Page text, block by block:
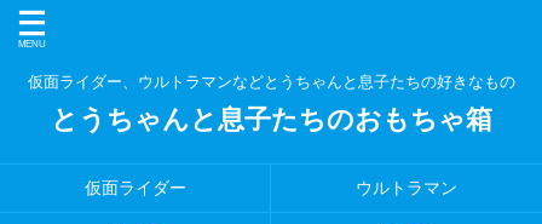
仮面ライダー、ウルトラマンなどとうちゃんと息子たちの好きなもの
とうちゃんと息子たちのおもちゃ箱
仮面ライダー ウルトラマン